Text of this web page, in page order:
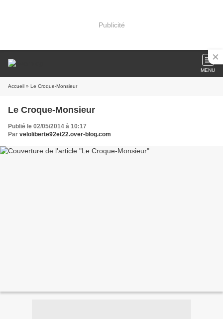
Publicité
MENU
Accueil » Le Croque-Monsieur
Le Croque-Monsieur
Publié le 02/05/2014 à 10:17
Par veloliberte92et22.over-blog.com